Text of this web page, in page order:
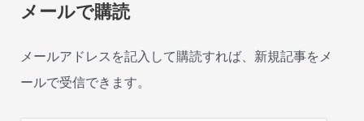
メールで購読
メールアドレスを記入して購読すれば、新規記事をメ
ールで受信できます。